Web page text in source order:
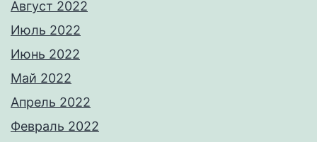
Август 2022
Июль 2022
Июнь 2022
Май 2022
Апрель 2022
Февраль 2022